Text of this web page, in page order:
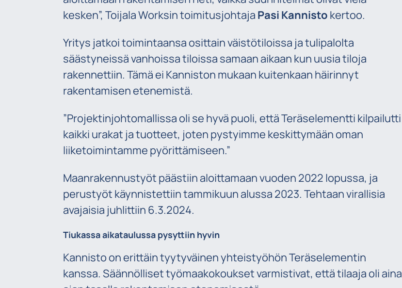
kesken”, Toijala Worksin toimitusjohtaja Pasi Kannisto kertoo.
Yritys jatkoi toimintaansa osittain väistötiloissa ja tulipalolta
säästyneissä vanhoissa tiloissa samaan aikaan kun uusia tiloja
rakennettiin. Tämä ei Kanniston mukaan kuitenkaan häirinnyt
rakentamisen etenemistä.
”Projektinjohtomallissa oli se hyvä puoli, että Teräselementti kilpailutti
kaikki urakat ja tuotteet, joten pystyimme keskittymään oman
liiketoimintamme pyörittämiseen.”
Maanrakennustyöt päästiin aloittamaan vuoden 2022 lopussa, ja
perustyöt käynnistettiin tammikuun alussa 2023. Tehtaan virallisia
avajaisia juhlittiin 6.3.2024.
Tiukassa aikataulussa pysyttiin hyvin
Kannisto on erittäin tyytyväinen yhteistyöhön Teräselementin
kanssa. Säännölliset työmaakokoukset varmistivat, että tilaaja oli aina